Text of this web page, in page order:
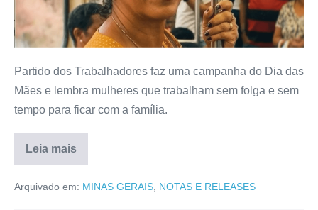
Partido dos Trabalhadores faz uma campanha do Dia das
Mães e lembra mulheres que trabalham sem folga e sem
tempo para ficar com a família.
Leia mais
Arquivado em: MINAS GERAIS NOTAS E RELEASES